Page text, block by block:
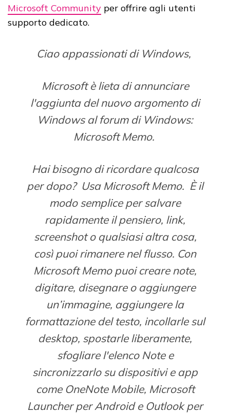
Microsoft Community per offrire agli utenti
supporto dedicato.
Ciao appassionati di Windows,
Microsoft è lieta di annunciare
l'aggiunta del nuovo argomento di
Windows al forum di Windows:
Microsoft Memo.
Hai bisogno di ricordare qualcosa
per dopo? Usa Microsoft Memo. È il
modo semplice per salvare
rapidamente il pensiero, link,
screenshot o qualsiasi altra cosa,
così puoi rimanere nel flusso. Con
Microsoft Memo puoi creare note,
digitare, disegnare o aggiungere
un’immagine, aggiungere la
formattazione del testo, incollarle sul
desktop, spostarle liberamente,
sfogliare l'elenco Note e
sincronizzarlo su dispositivi e app
come OneNote Mobile, Microsoft
Launcher per Android e Outlook per